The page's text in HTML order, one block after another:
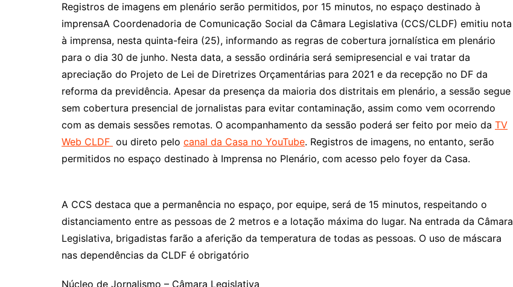
Registros de imagens em plenário serão permitidos, por 15 minutos, no espaço destinado à
imprensaA Coordenadoria de Comunicação Social da Câmara Legislativa (CCS/CLDF) emitiu nota
à imprensa, nesta quinta-feira (25), informando as regras de cobertura jornalística em plenário
para o dia 30 de junho. Nesta data, a sessão ordinária será semipresencial e vai tratar da
apreciação do Projeto de Lei de Diretrizes Orçamentárias para 2021 e da recepção no DF da
reforma da previdência. Apesar da presença da maioria dos distritais em plenário, a sessão segue
sem cobertura presencial de jornalistas para evitar contaminação, assim como vem ocorrendo
com as demais sessões remotas. O acompanhamento da sessão poderá ser feito por meio da TV
Web CLDF ou direto pelo canal da Casa no YouTube. Registros de imagens, no entanto, serão
permitidos no espaço destinado à Imprensa no Plenário, com acesso pelo foyer da Casa.
A CCS destaca que a permanência no espaço, por equipe, será de 15 minutos, respeitando o
distanciamento entre as pessoas de 2 metros e a lotação máxima do lugar. Na entrada da Câmara
Legislativa, brigadistas farão a aferição da temperatura de todas as pessoas. O uso de máscara
nas dependências da CLDF é obrigatório
Núcleo de Jornalismo – Câmara Legislativa